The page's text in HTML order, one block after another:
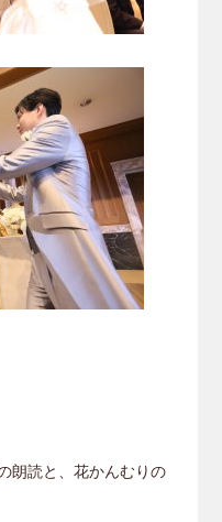
朗読と、花かんむりの